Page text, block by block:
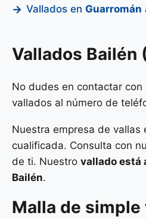
Vallados en Guarromán
Vallados Bailén
No dudes en contactar
vallados al número de
Nuestra empresa de vallas
cualificada. Consulta con
de ti. Nuestro vallado está
Bailén.
Malla de simple